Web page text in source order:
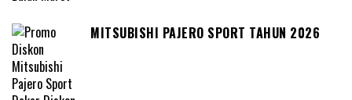
MITSUBISHI PAJERO SPORT TAHUN 2026